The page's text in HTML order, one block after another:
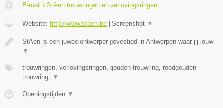
E-mail › StAen trouwringen en verlovingsringen
Website: http://www.staen.be Screenshot ▼
StAen is een juweelontwerper gevestigd in Antwerpen waar jij jouw
▼
trouwringen, verlovingsringen, gouden trouwring, roodgouden
trouwring, ▼
Openingstijden ▼